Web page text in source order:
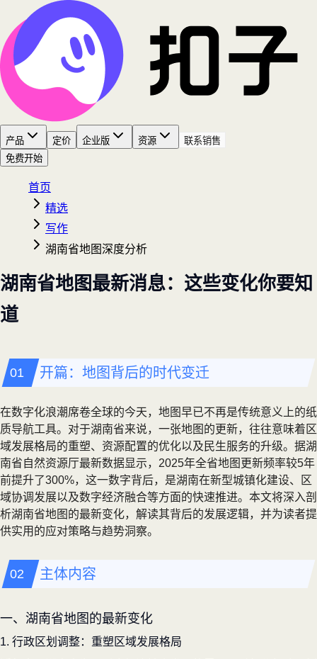
产品 定价 企业版 资源
联系销售
免费开始
首页
精选
写作
湖南省地图深度分析
湖南省地图最新消息：这些变化你要知
道
开篇：地图背后的时代变迁
在数字化浪潮席卷全球的今天，地图早已不再是传统意义上的纸
质导航工具。对于湖南省来说，一张地图的更新，往往意味着区
域发展格局的重塑、资源配置的优化以及民生服务的升级。据湖
南省自然资源厅最新数据显示，2025年全省地图更新频率较5年
前提升了300%，这一数字背后，是湖南在新型城镇化建设、区
域协调发展以及数字经济融合等方面的快速推进。本文将深入剖
析湖南省地图的最新变化，解读其背后的发展逻辑，并为读者提
供实用的应对策略与趋势洞察。
主体内容
一、湖南省地图的最新变化
1. 行政区划调整：重塑区域发展格局